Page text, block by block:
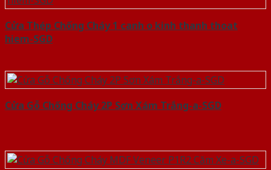
Cửa Thép Chống Cháy 1 canh o kinh thanh thoat
hiem-SGD
Cửa Gỗ Chống Cháy 2P Sơn Xám Trắng-a-SGD